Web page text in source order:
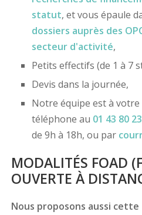
statut, et vous épaule
dossiers auprès des
secteur d'activité,
Petits effectifs (de 1 à 7
Devis dans la journée,
Notre équipe est à
téléphone au 01 43 80
de 9h à 18h, ou par
MODALITÉS FOAD
OUVERTE À
Nous proposons aussi